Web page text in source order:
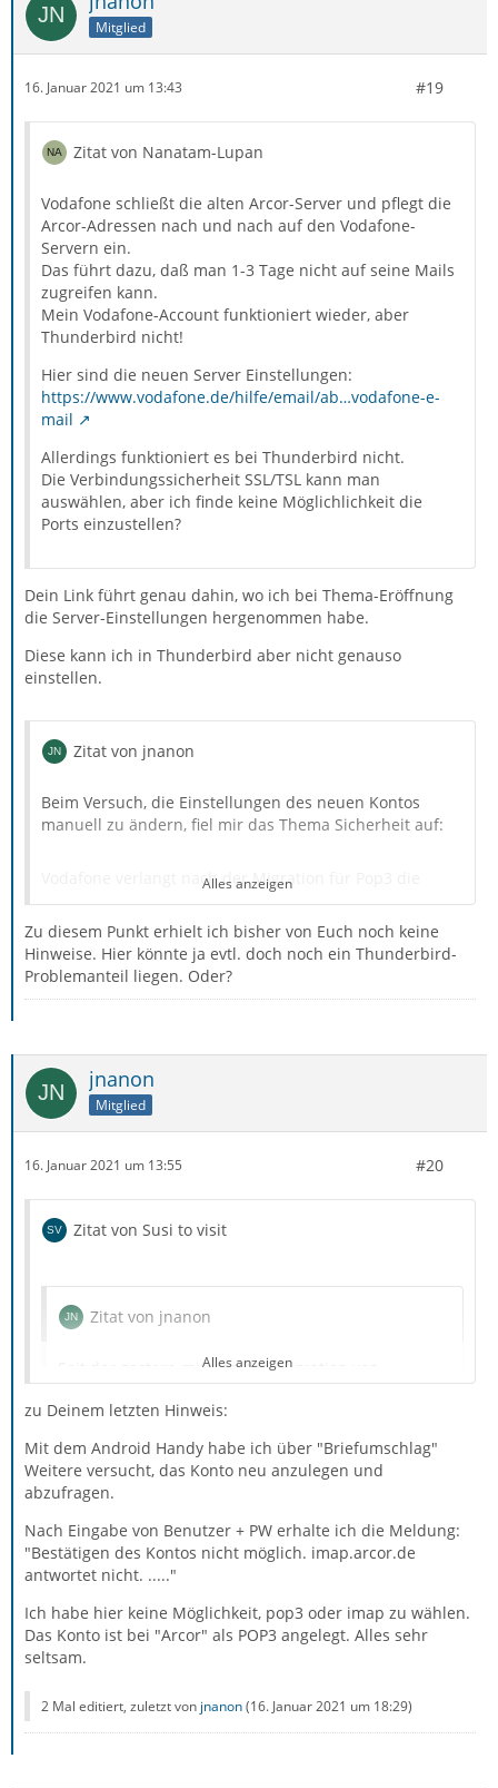
manuell zu ändern, fiel mir das Thema Sicherheit auf:
Server-Einstellung
Ports (verschlüsselt) SSL: 995 TLS: 110
Genau diese Einstellungen kann ich in den Feldern aber
nicht vornehmen. (Siehe Screen)
Mitglied
16. Januar 2021 um 13:43 #19
Zitat von Nanatam-Lupan
Vodafone schließt die alten Arcor-Server und pflegt die
Arcor-Adressen nach und nach auf den Vodafone-
Servern ein.
Das führt dazu, daß man 1-3 Tage nicht auf seine Mails
zugreifen kann.
Mein Vodafone-Account funktioniert wieder, aber
Thunderbird nicht!
Hier sind die neuen Server Einstellungen:
https://www.vodafone.de/hilfe/email/ab…vodafone-e-
mail
Allerdings funktioniert es bei Thunderbird nicht.
Die Verbindungssicherheit SSL/TSL kann man
auswählen, aber ich finde keine Möglichlichkeit die
Ports einzustellen?
Dein Link führt genau dahin, wo ich bei Thema-Eröffnung
die Server-Einstellungen hergenommen habe.
Diese kann ich in Thunderbird aber nicht genauso
einstellen.
Zitat von jnanon
Beim Versuch, die Einstellungen des neuen Kontos
manuell zu ändern, fiel mir das Thema Sicherheit auf:
Vodafone verlangt nach der Migration für Pop3 die
Server-Einstellung
Ports (verschlüsselt) SSL: 995 TLS: 110
Genau diese Einstellungen kann ich in den Feldern aber
Das Wort verschlüsselt kommt aber nur beim Password
vor, welches ich nur als normal einrichten kann (also
Ob das Port verschlüsselt ist? Kann ich nicht sehen.
Alles anzeigen
Zu diesem Punkt erhielt ich bisher von Euch noch keine
Hinweise. Hier könnte ja evtl. doch noch ein Thunderbird-
Problemanteil liegen. Oder?
jnanon
Mitglied
16. Januar 2021 um 13:55 #20
Zitat von Susi to visit
Zitat von jnanon
Seit der gestern mitgeteilten Migration von
Vodafone/Arcor-E-Mail-Konten kommt keine E-Mail
mehr an.
Es finden sich im Netz mehrere Berichte, wonach diese
Umstellung bei manchen Kunden zu Problemen geführt
hat, unabhängig vom verwendeten Mailclient. Auch hier
im Forum war erst kürzlich jemand.
Das Forums-Thema “Provider Arcor-Vodafone: Mail-
Server pop3.arcor.de antwortet: internal server
Alles anzeigen
zu Deinem letzten Hinweis:
Mit dem Android Handy habe ich über "Briefumschlag"
Weitere versucht, das Konto neu anzulegen und
abzufragen.
Nach Eingabe von Benutzer + PW erhalte ich die Meldung:
"Bestätigen des Kontos nicht möglich. imap.arcor.de
antwortet nicht. ....."
Ich habe hier keine Möglichkeit, pop3 oder imap zu wählen.
Das Konto ist bei "Arcor" als POP3 angelegt. Alles sehr
seltsam.
2 Mal editiert, zuletzt von jnanon(16. Januar 2021 um 18:29)